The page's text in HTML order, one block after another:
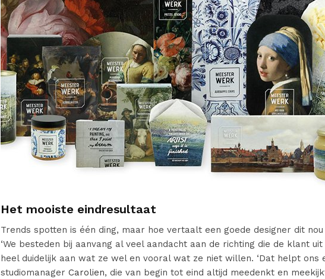
Het mooiste eindresultaat
Trends spotten is één ding, maar hoe vertaalt een goede designer dit
‘We besteden bij aanvang al veel aandacht aan de richting die de klant
heel duidelijk aan wat ze wel en vooral wat ze niet willen. ‘Dat helpt
studiomanager Carolien, die van begin tot eind altijd meedenkt en